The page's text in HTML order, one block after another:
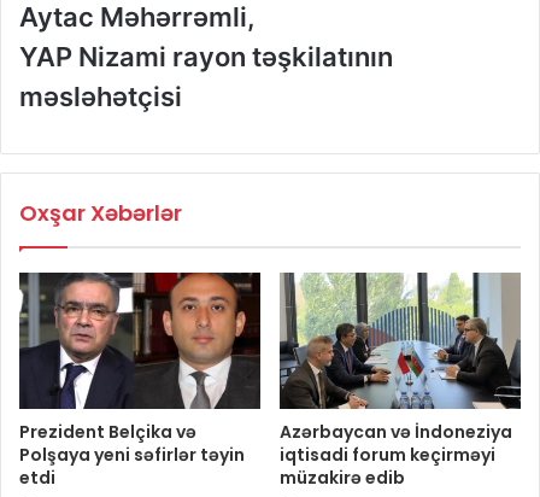
Aytac Məhərrəmli,
YAP Nizami rayon təşkilatının
məsləhətçisi
Oxşar Xəbərlər
Prezident Belçika və
Polşaya yeni səfirlər təyin
etdi
Azərbaycan və İndoneziya
iqtisadi forum keçirməyi
müzakirə edib